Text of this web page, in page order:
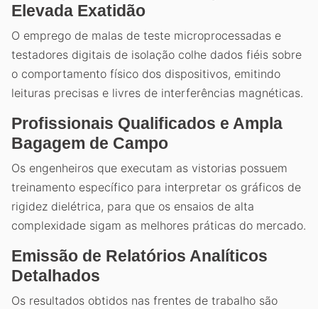
Elevada Exatidão
O emprego de malas de teste microprocessadas e
testadores digitais de isolação colhe dados fiéis sobre
o comportamento físico dos dispositivos, emitindo
leituras precisas e livres de interferências magnéticas.
Profissionais Qualificados e Ampla
Bagagem de Campo
Os engenheiros que executam as vistorias possuem
treinamento específico para interpretar os gráficos de
rigidez dielétrica, para que os ensaios de alta
complexidade sigam as melhores práticas do mercado.
Emissão de Relatórios Analíticos
Detalhados
Os resultados obtidos nas frentes de trabalho são